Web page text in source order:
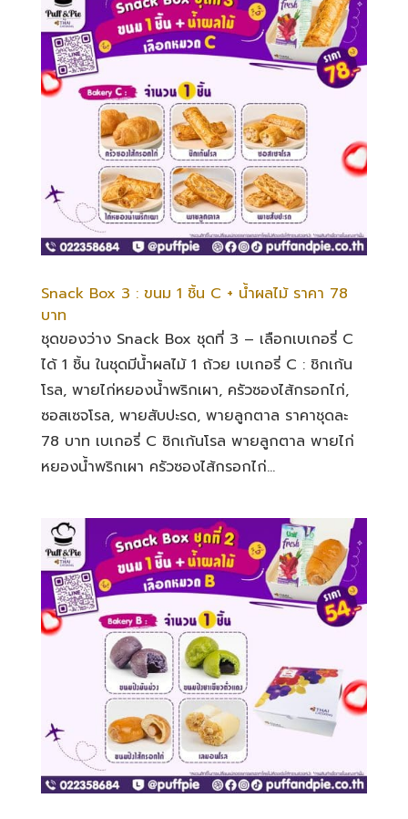
Snack Box 3 : ขนม 1 ชิ้น C + น้ำผลไม้ ราคา 78
บาท
ชุดของว่าง Snack Box ชุดที่ 3 – เลือกเบเกอรี่ C
ได้ 1 ชิ้น ในชุดมีน้ำผลไม้ 1 ถ้วย เบเกอรี่ C : ชิกเก้น
โรล, พายไก่หยองน้ำพริกเผา, ครัวซองไส้กรอกไก่,
ซอสเซจโรล, พายสับปะรด, พายลูกตาล ราคาชุดละ
78 บาท เบเกอรี่ C ชิกเก้นโรล พายลูกตาล พายไก่
หยองน้ำพริกเผา ครัวซองไส้กรอกไก่...